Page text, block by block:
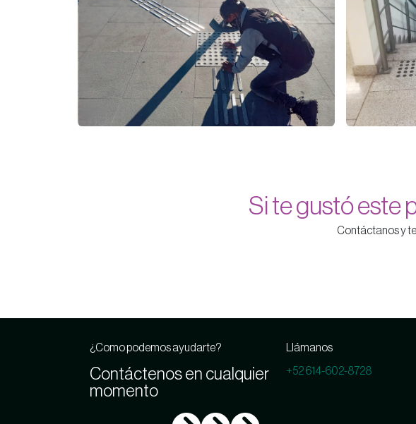
Si te gustó este
Contáctanos y
¿Como podemos ayudarte?
Contáctenos en cualquier
momento
Llámanos
+52 614-602-8728